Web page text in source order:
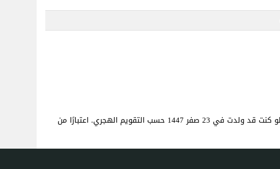
. هذا هو نفس العمر كما لو كنت قد ولدت في 23 صفر 1447 حسب التقويم الهجري. اعتبارًا من